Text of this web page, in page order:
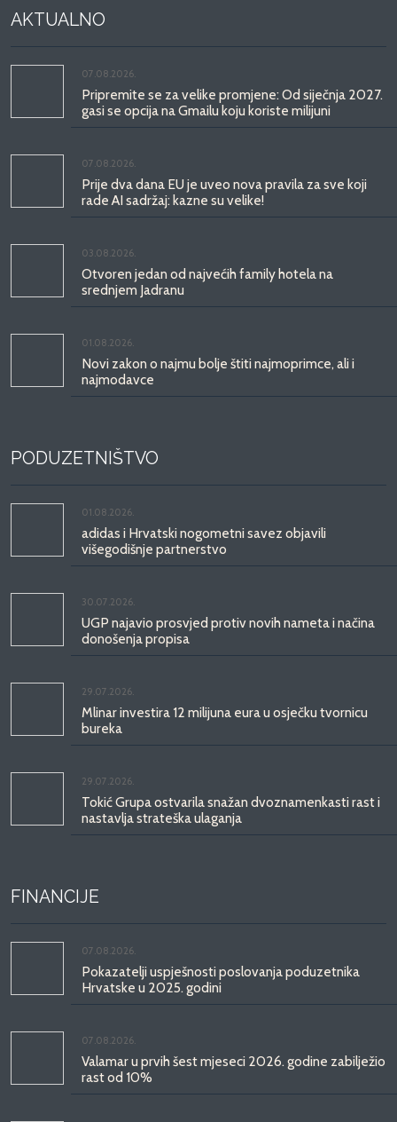
AKTUALNO
07.08.2026.
Pripremite se za velike promjene: Od siječnja 2027.
gasi se opcija na Gmailu koju koriste milijuni
07.08.2026.
Prije dva dana EU je uveo nova pravila za sve koji
rade AI sadržaj: kazne su velike!
03.08.2026.
Otvoren jedan od najvećih family hotela na
srednjem Jadranu
01.08.2026.
Novi zakon o najmu bolje štiti najmoprimce, ali i
najmodavce
PODUZETNIŠTVO
01.08.2026.
adidas i Hrvatski nogometni savez objavili
višegodišnje partnerstvo
30.07.2026.
UGP najavio prosvjed protiv novih nameta i načina
donošenja propisa
29.07.2026.
Mlinar investira 12 milijuna eura u osječku tvornicu
bureka
29.07.2026.
Tokić Grupa ostvarila snažan dvoznamenkasti rast i
nastavlja strateška ulaganja
FINANCIJE
07.08.2026.
Pokazatelji uspješnosti poslovanja poduzetnika
Hrvatske u 2025. godini
07.08.2026.
Valamar u prvih šest mjeseci 2026. godine zabilježio
rast od 10%